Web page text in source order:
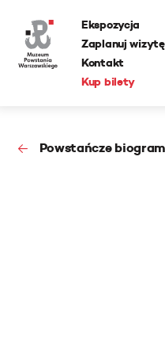
Ekspozycja
Zaplanuj wizytę
Kontakt
Kup bilety
Powstańcze